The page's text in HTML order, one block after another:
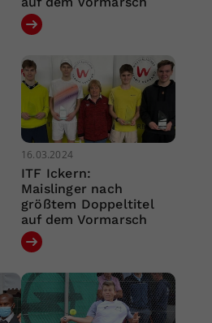
16.03.2024
ITF Ickern:
Maislinger nach
größtem Doppeltitel
auf dem Vormarsch